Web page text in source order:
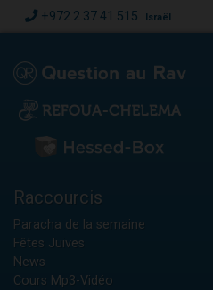
+972.2.37.41.515 Israël
Raccourcis
Paracha de la semaine
Fêtes Juives
News
Cours Mp3-Vidéo